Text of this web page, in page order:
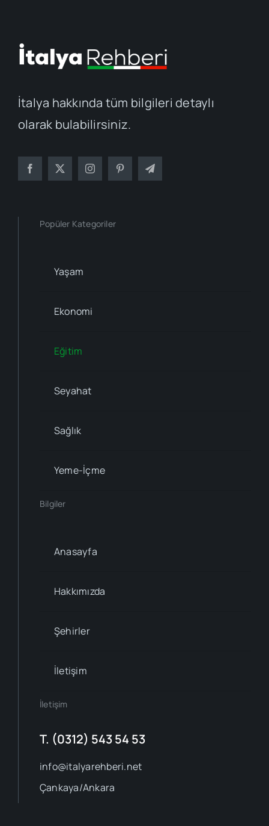
İtalya hakkında tüm bilgileri detaylı
olarak bulabilirsiniz.
Popüler Kategoriler
Yaşam
Ekonomi
Eğitim
Seyahat
Sağlık
Yeme-İçme
Bilgiler
Anasayfa
Hakkımızda
Şehirler
İletişim
İletişim
T. (0312) 543 54 53
info@italyarehberi.net
Çankaya/Ankara